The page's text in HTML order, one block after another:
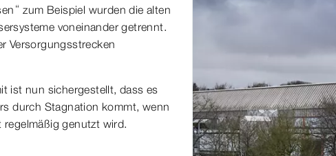
zum Beispiel wurden die alten
voneinander getrennt.
Versorgungsstrecken
ist nun sichergestellt, dass es
durch Stagnation kommt, wenn
genutzt wird.